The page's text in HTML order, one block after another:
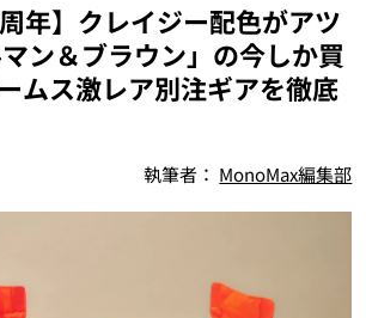
周年】クレイジー配色がアツ
ン＆ブラウン」の今しか買
ムス激レア別注ギアを徹底
執筆者： MonoMax編集部